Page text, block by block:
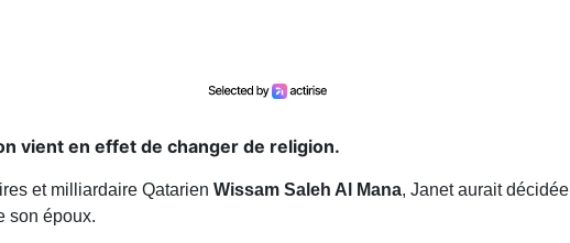
vient en effet de changer de religion.
et milliardaire Qatarien Wissam Saleh Al Mana, Janet aurait décidée
son époux.